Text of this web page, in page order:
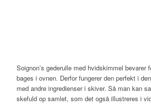
Soignon’s gederulle med hvidskimmel bevarer
bages i ovnen. Derfor fungerer den perfekt i
med andre ingredienser i skiver. Så man kan
skefuld op samlet, som det også illustreres i